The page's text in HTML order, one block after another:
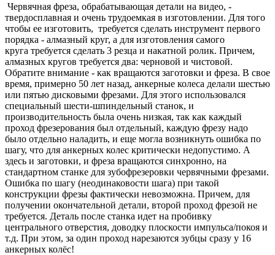
Червячная фреза, обрабатывающая детали на видео, -
твердосплавная и очень трудоемкая в изготовлении. Для того
чтобы ее изготовить, требуется сделать инструмент первого
порядка - алмазный круг, а для изготовления самого
круга требуется сделать 3 резца и накатной ролик. Причем,
алмазных кругов требуется два: черновой и чистовой.
Обратите внимание - как вращаются заготовки и фреза. В свое
время, примерно 50 лет назад, анкерные колеса делали шестью
или пятью дисковыми фрезами. Для этого использовался
специальный шести-шпиндельный станок, и
производительность была очень низкая, так как каждый
проход фрезерования был отдельный, каждую фрезу надо
было отдельно наладить, и еще могла возникнуть ошибка по
шагу, что для анкерных колес критически недопустимо. А
здесь и заготовки, и фреза вращаются синхронно, на
стандартном станке для зубофрезеровки червячными фрезами.
Ошибка по шагу (неодинаковости шага) при такой
конструкции фрезы фактически невозможна. Причем, для
получении окончательной детали, второй проход фрезой не
требуется. Деталь после станка идет на пробивку
центрального отверстия, доводку плоскости импульса/покоя и
т.д. При этом, за один проход нарезаются зубцы сразу у 16
анкерных колёс!